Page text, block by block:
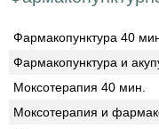
Фармакопунктура 40
Фармакопунктура и
Моксотерапия 40 мин.
Моксотерапия и